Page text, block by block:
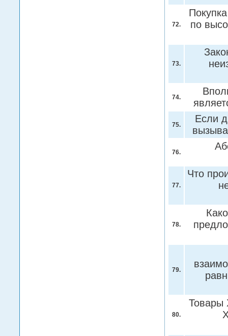
72.
по
73.
74.
75.
Если
76.
77.
Что
78.
79.
80.
Товары